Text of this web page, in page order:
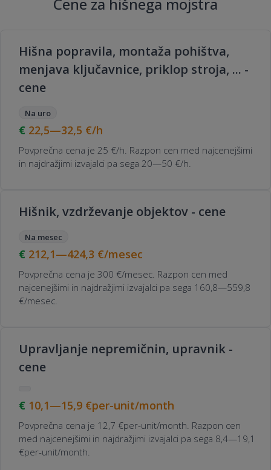
Cene za hišnega mojstra
Hišna popravila, montaža pohištva,
menjava ključavnice, priklop stroja, ... -
cene
Na uro
22,5—32,5 €/h
Povprečna cena je 25 €/h. Razpon cen med najcenejšimi
in najdražjimi izvajalci pa sega 20—50 €/h.
Hišnik, vzdrževanje objektov - cene
Na mesec
212,1—424,3 €/mesec
Povprečna cena je 300 €/mesec. Razpon cen med
najcenejšimi in najdražjimi izvajalci pa sega 160,8—559,8
€/mesec.
Upravljanje nepremičnin, upravnik -
cene
10,1—15,9 €per-unit/month
Povprečna cena je 12,7 €per-unit/month. Razpon cen
med najcenejšimi in najdražjimi izvajalci pa sega 8,4—19,1
€per-unit/month.